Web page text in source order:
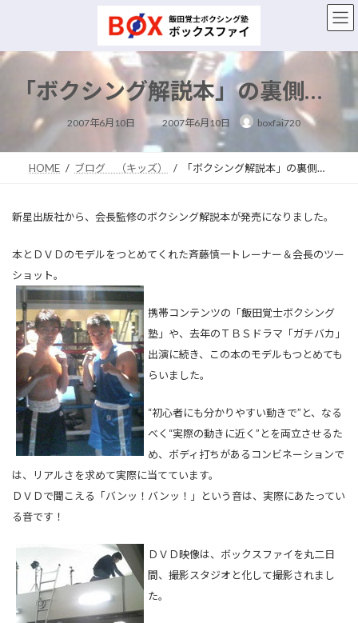
ン
プ
ー
動
「ボクシング解説本」の裏側…
2007年6月10日
最
終
新
日
:
2007年6月10日 boxfai720
HOME ブログ （キッズ） 「ボクシング解説本」の裏側…
新星出版社から、会長監修のボクシング解説本が発売になりました。
本とＤＶＤのモデルをつとめてくれた斉藤慎一トレーナー＆会長のツー
ショット。
携帯コンテンツの「飯田覚士ボクシング
塾」や、去年のＴＢＳドラマ「ガチバカ」
出演に続き、この本のモデルもつとめても
らいました。
“初心者にも分かりやすい動きで”と、なる
べく“実際の動きに近く”とを両立させるた
め、ボディ打ちがあるコンビネーションで
は、リアルさを求めて実際に当てています。
ＤＶＤで聞こえる「バンッ！バンッ！」という音は、実際にあたってい
る音です！
ＤＶＤ映像は、ボックスファイを丸二日
間、撮影スタジオと化して撮影されまし
た。